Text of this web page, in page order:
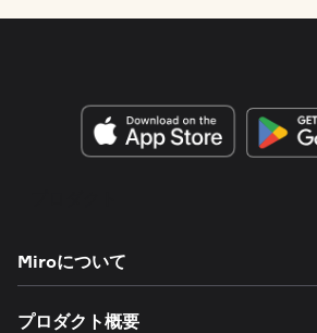
Miroについて
プロダクト概要